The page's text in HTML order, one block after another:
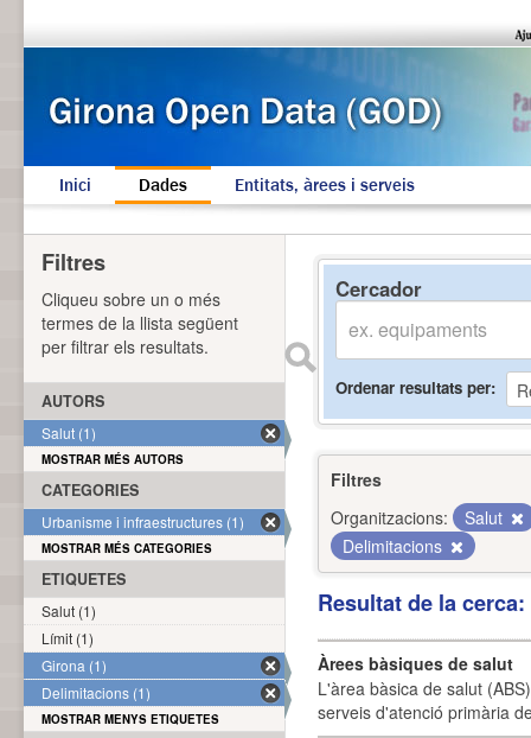
Inici Dades Entitats, àrees i serveis
Cercador
Ordenar resultats per
Filtres
Organitzacions:
Salut
Delimitacions
Resultat de la
Àrees bàsiques de salut
L'àrea bàsica de salut
serveis d'atenció primària
Filtres
Cliqueu sobre un o més
termes de la llista següent
per filtrar els resultats.
AUTORS
Salut (1)
MOSTRAR MÉS AUTORS
CATEGORIES
Urbanisme i infraestructures (1)
MOSTRAR MÉS CATEGORIES
ETIQUETES
Salut (1)
Límit (1)
Girona (1)
Delimitacions (1)
MOSTRAR MENYS ETIQUETES